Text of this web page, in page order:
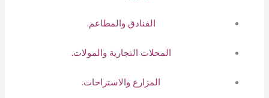
الفنادق والمطاعم.
المحلات التجارية والمولات.
المزارع والاستراحات.